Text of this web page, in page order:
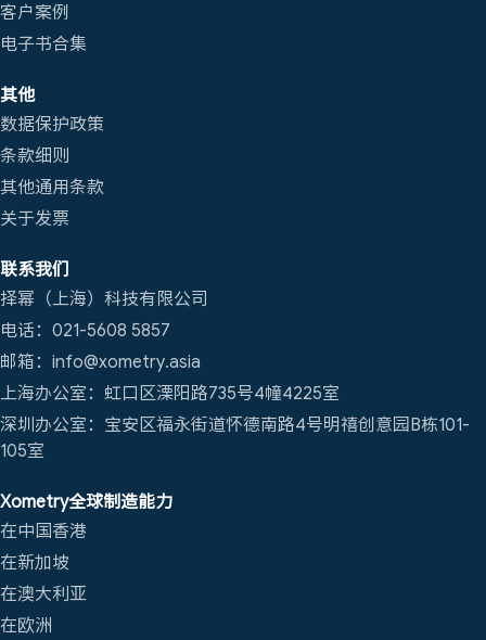
客户案例
电子书合集
其他
数据保护政策
条款细则
其他通用条款
关于发票
联系我们
择幂（上海）科技有限公司
电话：021-5608 5857
邮箱：info@xometry.asia
上海办公室：虹口区溧阳路735号4幢4225室
深圳办公室：宝安区福永街道怀德南路4号明禧创意园B栋101-
105室
Xometry全球制造能力
在中国香港
在新加坡
在澳大利亚
在欧洲